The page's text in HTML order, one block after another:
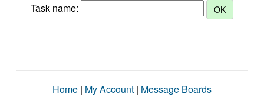
Task name:
Home | My Account | Message Boards